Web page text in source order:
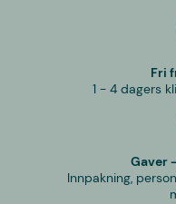
Fri
1 - 4 dagers
Gaver
Innpakning,